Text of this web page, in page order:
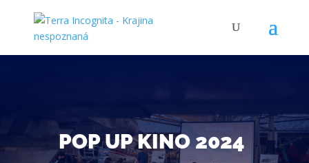
POP UP KINO 2024